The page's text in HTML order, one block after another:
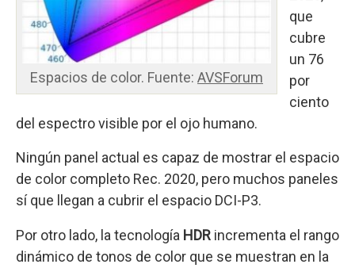
Espacios de color. Fuente: AVSForum
que
cubre
un 76
por
ciento
del espectro visible por el ojo humano.
Ningún panel actual es capaz de mostrar el espacio
de color completo Rec. 2020, pero muchos paneles
sí que llegan a cubrir el espacio DCI-P3.
Por otro lado, la tecnología HDR incrementa el rango
dinámico de tonos de color que se muestran en la